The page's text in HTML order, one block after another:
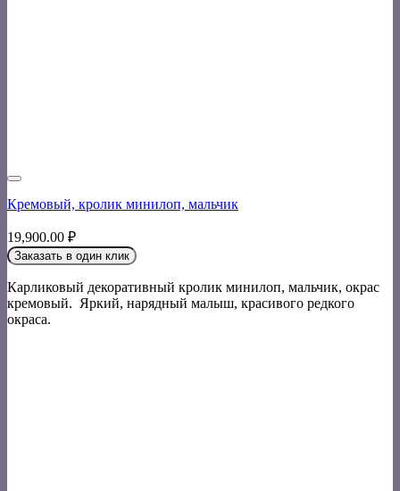
Кремовый, кролик минилоп, мальчик
19,900.00 ₽
Заказать в один клик
Карликовый декоративный кролик минилоп, мальчик, окрас
кремовый. Яркий, нарядный малыш, красивого редкого
окраса.